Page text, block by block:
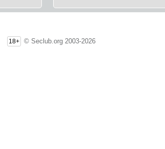
18+ © Seclub.org 2003-2026